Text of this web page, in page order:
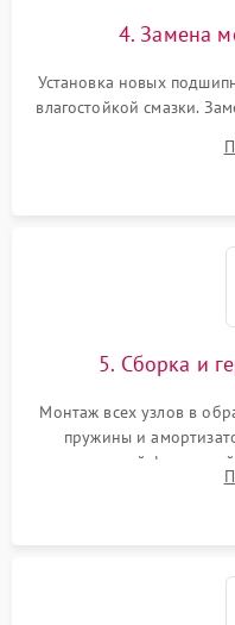
4. Замена
Установка новых
влагостойкой смазки.
или
5. Сборка и
Монтаж всех узлов в
пружины и
надежной
герметиком для